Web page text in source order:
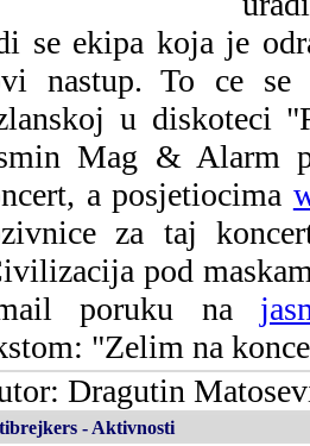
se ekipa koja je
nastup. To ce
u diskoteci
Mag & Alarm
a posjetiocima
za taj
pod
poruku na
"Zelim na
Dragutin
- Aktivnosti